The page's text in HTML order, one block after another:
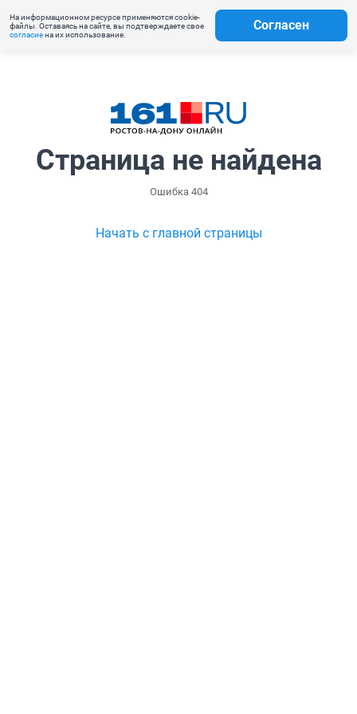
На информационном ресурсе применяются cookie-
файлы. Оставаясь на сайте, вы подтверждаете свое
согласиена их использование.
Согласен
Страница не найдена
Ошибка 404
Начать с главной страницы